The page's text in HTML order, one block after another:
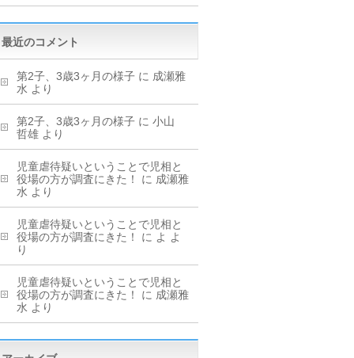
最近のコメント
第2子、3歳3ヶ月の様子 に 成瀬雅
水 より
第2子、3歳3ヶ月の様子 に 小山
哲雄 より
児童虐待疑いということで児相と
役場の方が調査にきた！
に 成瀬雅
水 より
児童虐待疑いということで児相と
役場の方が調査にきた！
に よ よ
り
児童虐待疑いということで児相と
役場の方が調査にきた！
に 成瀬雅
水 より